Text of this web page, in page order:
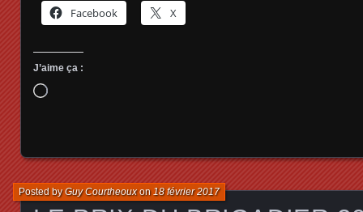
Facebook X
J’aime ça :
Chargement…
Posted byGuy Courtheouxon 18 février 2017